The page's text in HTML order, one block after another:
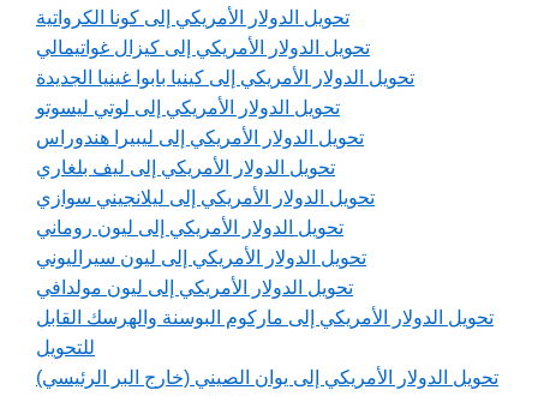
تحويل الدولار الأمريكي إلى كونا الكرواتية
تحويل الدولار الأمريكي إلى كيزال غواتيمالي
تحويل الدولار الأمريكي إلى كينيا بابوا غينيا الجديدة
تحويل الدولار الأمريكي إلى لوتي ليسوتو
تحويل الدولار الأمريكي إلى ليبيرا هندوراس
تحويل الدولار الأمريكي إلى ليف بلغاري
تحويل الدولار الأمريكي إلى ليلانجيني سوازي
تحويل الدولار الأمريكي إلى ليون روماني
تحويل الدولار الأمريكي إلى ليون سيراليوني
تحويل الدولار الأمريكي إلى ليون مولدافي
تحويل الدولار الأمريكي إلى ماركوم البوسنة والهرسك القابل
للتحويل
تحويل الدولار الأمريكي إلى يوان الصيني (خارج البر الرئيسي)